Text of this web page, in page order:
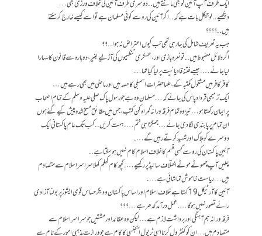
ایک طرف آپ آئین کو بھی مانتے ہیں.. دوسری طرف آئین کی خلاف ورزی بھی…
دیکھیے..لوجیکل بات ہے کہ.. اگر آئین کی رو سے کوئی مسلمان ہے تو اسے کیسے خارج کر سکتے
ہیں..؟؟؟؟
جب یہ تعریف شامل کی جا رہی تھی تب کیوں اعتراض نہ ہوا..؟؟
اگر دلائل مضبوط ہیں.. تو نعرہ بازی اور، عسکری تنظیموں کی آڑ لیے بغیر ، دوبارہ سے قانون کا سہارا
لیا جائے…. جیسے فتنہ قادیانیت پر لیا گیا تھا…
کافر کافر میں مشغول مکتبہ کے ، علما حضرات اسمبلی کا حصہ ہیں اور ماضی میں بھی رہے ہیں…
ایک ترمیمی قرداد پاس کی جائے کہ… مسلمان وہ ہے جو رسول پاک صلی علیہ وسلم کے تمام اصحاب
پر ایمان رکھتا ہو… نیز وہ تمام فرقہ ورانہ گمراہ کن کتب، جس میں حقائق مسخ شدہ پیش کیے گئے ہوں
ان تمام پر پابندی لگا دی جائے… جھگڑا ہی ختم…. ہمت کریں.. کب تک عام پاکستانی ایک
دوسرے کو ہلاک اور شہید کرتے رہیں گے….
آئین پاکستان کی رو سے کسی قسم کا خلاف اسلام کام نہیں ہو سکتا ہے..
چلیں آپ چھوٹے موٹے اختلاف سائیڈ پر رکھیے…. کچھ کام کھلم کھلا سراسر اسلام سے متصادم
ہیں… ریاست خاموش تماشائی ہے….
آئین کا آرٹیکل 19 کہتا ہے خلاف اسلام اور اساس پاکستان و دیگر حساس قومی ایشوز پر بولنا آزادی
رائے تصور نہیں ہو گا…. عمل درآمد کدھر ہے…؟؟؟
فرقہ ورانہ ہم آہنگی اور برداشت لازم ہے… لیکن وہ عقائد اور مشقیں جو سراسر اسلام سے